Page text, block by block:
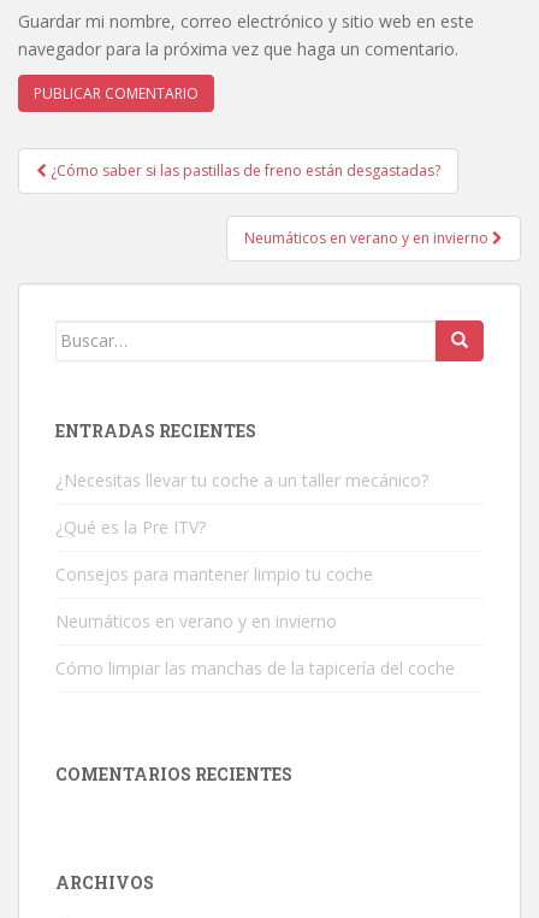
Guardar mi nombre, correo electrónico y sitio web en este
navegador para la próxima vez que haga un comentario.
Navegación de entradas
¿Cómo saber si las pastillas de freno están desgastadas?
Neumáticos en verano y en invierno
Buscar:
ENTRADAS RECIENTES
¿Necesitas llevar tu coche a un taller mecánico?
¿Qué es la Pre ITV?
Consejos para mantener limpio tu coche
Neumáticos en verano y en invierno
Cómo limpiar las manchas de la tapicería del coche
COMENTARIOS RECIENTES
ARCHIVOS